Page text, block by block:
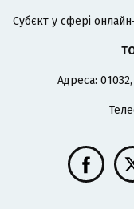
Cубєкт у сфері
Адреса: